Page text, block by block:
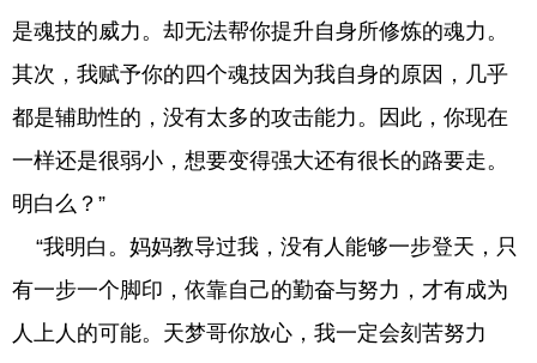
是魂技的威力。却无法帮你提升自身所修炼的魂力。
其次，我赋予你的四个魂技因为我自身的原因，几乎
都是辅助性的，没有太多的攻击能力。因此，你现在
一样还是很弱小，想要变得强大还有很长的路要走。
明白么？”
“我明白。妈妈教导过我，没有人能够一步登天，只
有一步一个脚印，依靠自己的勤奋与努力，才有成为
人上人的可能。天梦哥你放心，我一定会刻苦努力